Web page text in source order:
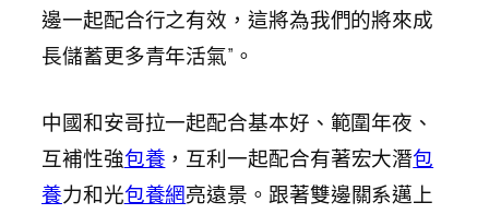
邊一起配合行之有效，這將為我們的將來成
長儲蓄更多青年活氣”。
中國和安哥拉一起配合基本好、範圍年夜、
互補性強包養 ，互利一起配合有著宏大潛包
養力和光包養網亮遠景。跟著雙邊關系邁上